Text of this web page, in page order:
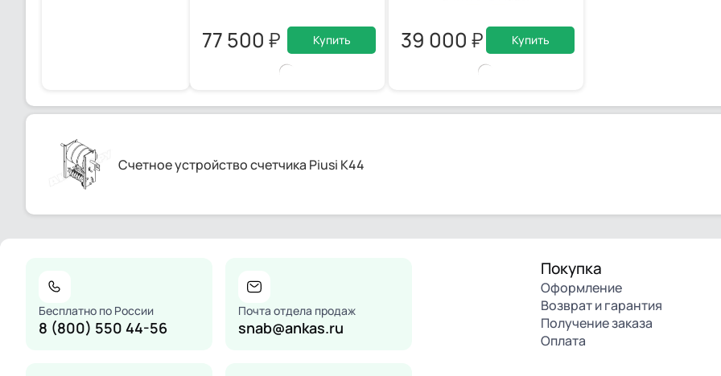
77 500 Купить 39 000 Купить
Счетное устройство счетчика Piusi K44
Бесплатно по России
8 (800) 550 44-56
Почта отдела продаж
snab@ankas.ru
Покупка
Оформление
Возврат и гарантия
Получение заказа
Оплата